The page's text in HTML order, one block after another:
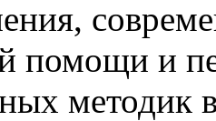
помощи и
методик